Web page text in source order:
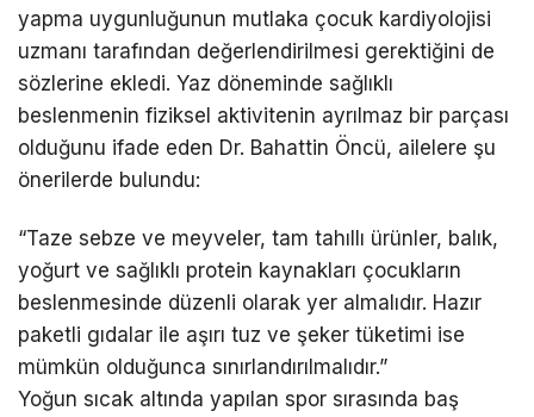
yapma uygunluğunun mutlaka çocuk kardiyolojisi
uzmanı tarafından değerlendirilmesi gerektiğini de
sözlerine ekledi. Yaz döneminde sağlıklı
beslenmenin fiziksel aktivitenin ayrılmaz bir parçası
olduğunu ifade eden Dr. Bahattin Öncü, ailelere şu
önerilerde bulundu:
“Taze sebze ve meyveler, tam tahıllı ürünler, balık,
yoğurt ve sağlıklı protein kaynakları çocukların
beslenmesinde düzenli olarak yer almalıdır. Hazır
paketli gıdalar ile aşırı tuz ve şeker tüketimi ise
mümkün olduğunca sınırlandırılmalıdır.”
Yoğun sıcak altında yapılan spor sırasında baş